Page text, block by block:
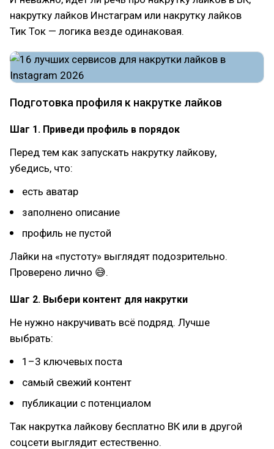
накрутку лайков Инстаграм или накрутку лайков
Тик Ток — логика везде одинаковая.
Подготовка профиля к накрутке лайков
Шаг 1. Приведи профиль в порядок
Перед тем как запускать накрутку лайкову,
убедись, что:
есть аватар
заполнено описание
профиль не пустой
Лайки на «пустоту» выглядят подозрительно.
Проверено лично 😅.
Шаг 2. Выбери контент для накрутки
Не нужно накручивать всё подряд. Лучше
выбрать:
1–3 ключевых поста
самый свежий контент
публикации с потенциалом
Так накрутка лайкову бесплатно ВК или в другой
соцсети выглядит естественно.